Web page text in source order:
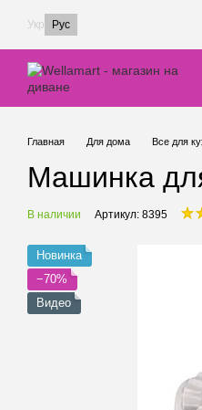
Перейти к основному контенту
Укр Рус
Главная Для дома Все для
Машинка
В наличии Артикул: 8395
Новинка
−70%
Видео